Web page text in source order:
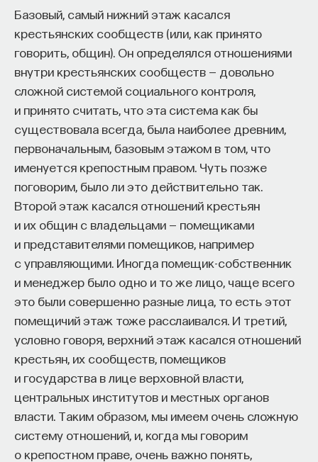
Базовый, самый нижний этаж касался
крестьянских сообществ (или, как принято
говорить, общин). Он определялся отношениями
внутри крестьянских сообществ — довольно
сложной системой социального контроля,
и принято считать, что эта система как бы
существовала всегда, была наиболее древним,
первоначальным, базовым этажом в том, что
именуется крепостным правом. Чуть позже
поговорим, было ли это действительно так.
Второй этаж касался отношений крестьян
и их общин с владельцами — помещиками
и представителями помещиков, например
с управляющими. Иногда помещик-собственник
и менеджер было одно и то же лицо, чаще всего
это были совершенно разные лица, то есть этот
помещичий этаж тоже расслаивался. И третий,
условно говоря, верхний этаж касался отношений
крестьян, их сообществ, помещиков
и государства в лице верховной власти,
центральных институтов и местных органов
власти. Таким образом, мы имеем очень сложную
систему отношений, и, когда мы говорим
о крепостном праве, очень важно понять,
БИОЛОГИЯ
1298 публикаций
БИОЛОГИЯ МОЗГ НЕЙРОФИЗИОЛОГИЯ
ЕСТЕСТВЕННЫЕ НАУКИ ЖУРНАЛ
ХИМИЯ МЕЖДУ НЕЙРОНАМИ
КУРС
Химия между нейронами:
вещества, которые управляют
нами
СОХРАНИТЬ КУРС
Важно понимать, что Средневековье мыслит
трансцендентными категориями. У нас все иначе:
хотя многие верят в загробную жизнь,
мы понимаем, что наши земные дела мы должны
решать, исходя из наших земных законов, правил,
запретов и разрешений. Когда я говорю, что
Средневековье мыслит трансцендентно, я имею
в виду, что мыслящие средневековые люди все
серьезные вопросы соотносят с миром
небесным, потому что земной мир не вечен,
а основы бытия нужно искать где-то в космосе.
Средневековый космос
Слово «космос» они не всегда понимали как
бесконечное пространство. Мир — это такой же
локус, такое же место, как твоя родная деревня
или город. Средневековье мыслит местами,
поэтому твой локус должен быть удобным
и гармоничным. В этом месте должна быть
хорошая погода, и люди в нем должны жить
мирно. На самом деле реальность бывала разной,
и Средневековье — это цивилизация катаклизмов,
но мечта о хорошей погоде не оставляла его.